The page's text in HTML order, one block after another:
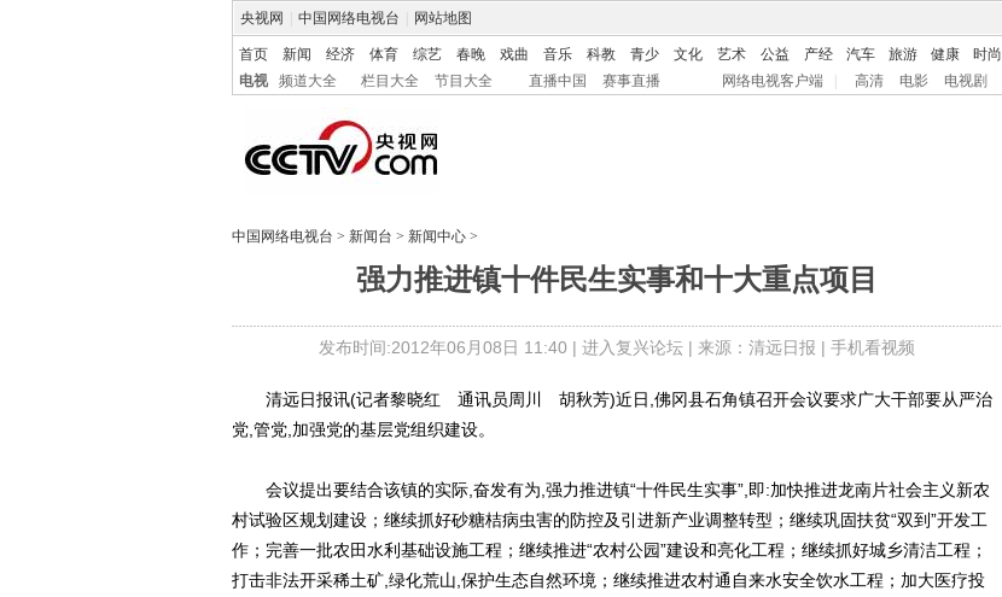
央视网 中国网络电视台 网站地图
首页 新闻 经济 体育 综艺 春晚 戏曲 音乐 科教 青少 文化 艺术 公益 产经 汽车 旅游 健康 时尚
电视
频道大全 栏目大全 节目大全 直播中国 赛事直播 网络电视客户端 高清 电影 电视剧
中国网络电视台 > 新闻台 > 新闻中心 >
强力推进镇十件民生实事和十大重点项目
发布时间:2012年06月08日 11:40 | 进入复兴论坛| 来源：清远日报 | 手机看视频
清远日报讯(记者黎晓红 通讯员周川 胡秋芳)近日,佛冈县石角镇召开会议要求广大干部要从严治
党,管党,加强党的基层党组织建设。
会议提出要结合该镇的实际,奋发有为,强力推进镇“十件民生实事”,即:加快推进龙南片社会主义新农
村试验区规划建设；继续抓好砂糖桔病虫害的防控及引进新产业调整转型；继续巩固扶贫“双到”开发工
作；完善一批农田水利基础设施工程；继续推进“农村公园”建设和亮化工程；继续抓好城乡清洁工程；
打击非法开采稀土矿,绿化荒山,保护生态自然环境；继续推进农村通自来水安全饮水工程；加大医疗投